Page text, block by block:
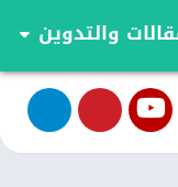
والتدوين
اندرويد
أندرويد